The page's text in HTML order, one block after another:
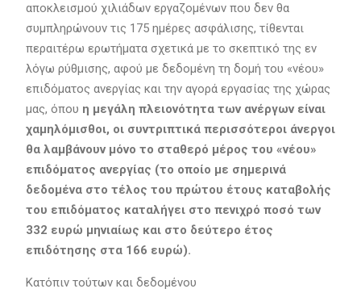
αποκλεισμού χιλιάδων εργαζομένων που δεν θα
συμπληρώνουν τις 175 ημέρες ασφάλισης, τίθενται
περαιτέρω ερωτήματα σχετικά με το σκεπτικό της εν
λόγω ρύθμισης, αφού με δεδομένη τη δομή του «νέου»
επιδόματος ανεργίας και την αγορά εργασίας της χώρας
μας, όπου η μεγάλη πλειονότητα των ανέργων είναι
χαμηλόμισθοι, οι συντριπτικά περισσότεροι άνεργοι
θα λαμβάνουν μόνο το σταθερό μέρος του «νέου»
επιδόματος ανεργίας (το οποίο με σημερινά
δεδομένα στο τέλος του πρώτου έτους καταβολής
του επιδόματος καταλήγει στο πενιχρό ποσό των
332 ευρώ μηνιαίως και στο δεύτερο έτος
επιδότησης στα 166 ευρώ).
Κατόπιν τούτων και δεδομένου